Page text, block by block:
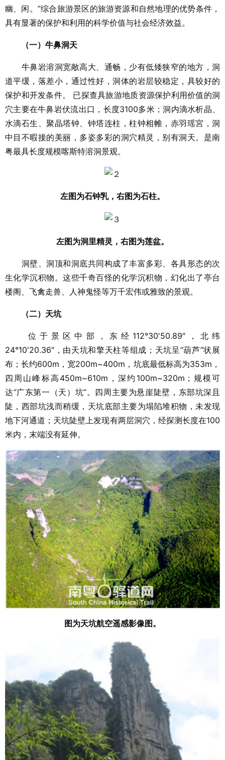
幽、闲。”综合旅游景区的旅游资源和自然地理的优势条件，
具有显著的保护和利用的科学价值与社会经济效益。
（一）牛鼻洞天
牛鼻岩溶洞宽敞高大、通畅，少有低矮狭窄的地方，洞
道平缓，落差小，通过性好，洞体的岩层较稳定，具较好的
保护和开发条件。 已探查具旅游地质资源保护利用价值的洞
穴主要在牛鼻岩伏流出口，长度3100多米；洞内滴水析晶、
水滴石生、聚晶塔钟、钟塔连柱，柱钟相帷，赤羽瑶宮，洞
中目不暇接的美丽，多姿多彩的洞穴精灵，别有洞天。是南
粤最具长度规模喀斯特溶洞景观。
左图为石钟乳，右图为石柱。
左图为洞里精灵，右图为莲盆。
洞壁、洞顶和洞底共同构成了丰富多彩、各具形态的次
生化学沉积物。这些千奇百怪的化学沉积物，幻化出了亭台
楼阁、飞禽走兽、人神鬼怪等万千宏伟或雅致的景观。
（二）天坑
位于景区中部，东经112°30′50.89″，北纬
24°10′20.36″，由天坑和擎天柱等组成；天坑呈“葫芦”状展
布；长约600m，宽200m~400m，坑底最低标高为353m，
四周山峰标高450m~610m，深约100m~320m；规模可
达“广东第一（天）坑”。四周主要为悬崖陡壁，东部坑深且
陡，西部坑浅而稍缓，天坑底部主要为塌陷堆积物，未发现
地下河通道；天坑陡壁上发现有两层洞穴，经探测长度在100
米内，末端没有延伸。
图为天坑航空遥感影像图。